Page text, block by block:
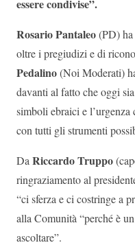
essere condivise”.
Rosario Pantaleo(PD) ha
oltre i pregiudizi e di
Pedalino(Noi Moderati)
davanti al fatto che oggi
simboli ebraici e l’urgenza
con tutti gli strumenti
Da Riccardo Truppo
ringraziamento al
“ci sferza e ci costringe a
alla Comunità “perché è
ascoltare”.